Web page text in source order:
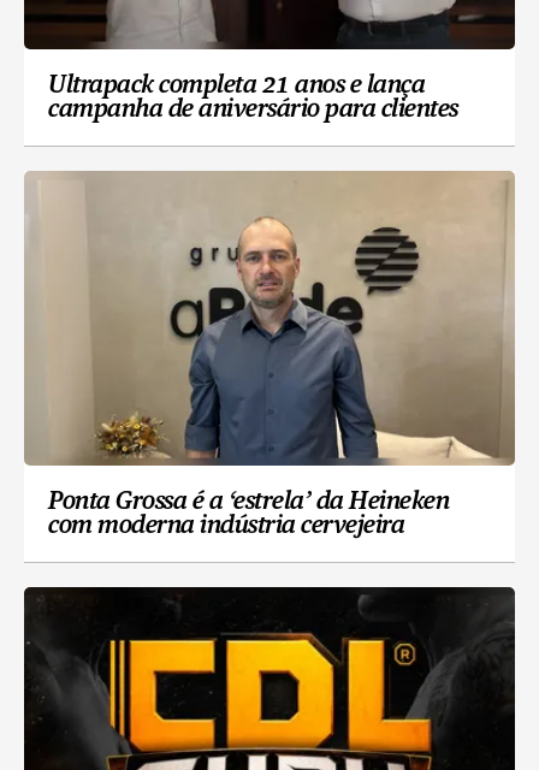
Ultrapack completa 21 anos e lança
campanha de aniversário para clientes
Ponta Grossa é a ‘estrela’ da Heineken
com moderna indústria cervejeira